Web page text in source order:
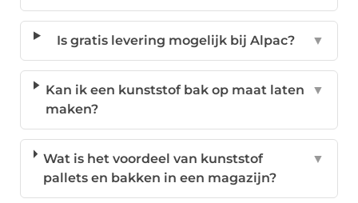
Is gratis levering mogelijk bij Alpac? ▼
Kan ik een kunststof bak op maat laten
maken?
▼
Wat is het voordeel van kunststof
pallets en bakken in een magazijn?
▼